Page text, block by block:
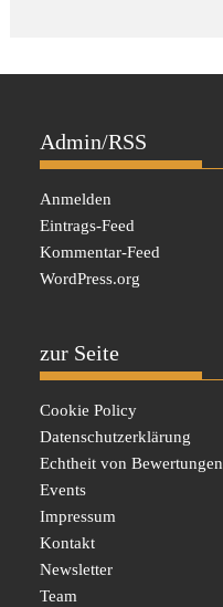
Admin/RSS
Anmelden
Eintrags-Feed
Kommentar-Feed
WordPress.org
zur Seite
Cookie Policy
Datenschutzerklärung
Echtheit von Bewertungen
Events
Impressum
Kontakt
Newsletter
Team